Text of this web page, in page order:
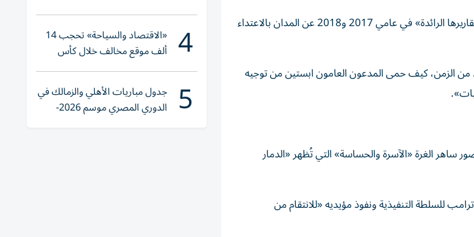
وحصلت جولي ك. براون، مراسلة صحيفة ميامي هيرالد، على تنويه خاص لـ«تقاريرها الرائدة» في عامي 2017 و2018 عن المدان بالاعتداء
الزمن، كيف حمى المدعون العامون ابستين من توجيه
ساهر الغرة «الآسرة والحساسة» التي تُظهر «الدمار
للسلطة التنفيذية ونفوذ مؤيديه «للانتقام من
تنوي الشراء؟
4 «الاقتصاد والسياحة» تحجب 14
ألف موقع مخالف خلال كأس
العالم 2026
5 جدول مباريات الأهلي والزمالك في
الدوري المصري موسم 2026-